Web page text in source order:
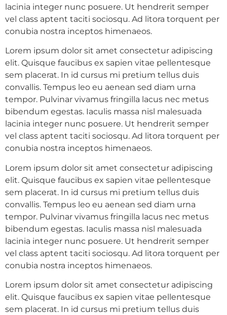
lacinia integer nunc posuere. Ut hendrerit semper
vel class aptent taciti sociosqu. Ad litora torquent per
conubia nostra inceptos himenaeos.
Lorem ipsum dolor sit amet consectetur adipiscing
elit. Quisque faucibus ex sapien vitae pellentesque
sem placerat. In id cursus mi pretium tellus duis
convallis. Tempus leo eu aenean sed diam urna
tempor. Pulvinar vivamus fringilla lacus nec metus
bibendum egestas. Iaculis massa nisl malesuada
lacinia integer nunc posuere. Ut hendrerit semper
vel class aptent taciti sociosqu. Ad litora torquent per
conubia nostra inceptos himenaeos.
Lorem ipsum dolor sit amet consectetur adipiscing
elit. Quisque faucibus ex sapien vitae pellentesque
sem placerat. In id cursus mi pretium tellus duis
convallis. Tempus leo eu aenean sed diam urna
tempor. Pulvinar vivamus fringilla lacus nec metus
bibendum egestas. Iaculis massa nisl malesuada
lacinia integer nunc posuere. Ut hendrerit semper
vel class aptent taciti sociosqu. Ad litora torquent per
conubia nostra inceptos himenaeos.
Lorem ipsum dolor sit amet consectetur adipiscing
elit. Quisque faucibus ex sapien vitae pellentesque
sem placerat. In id cursus mi pretium tellus duis